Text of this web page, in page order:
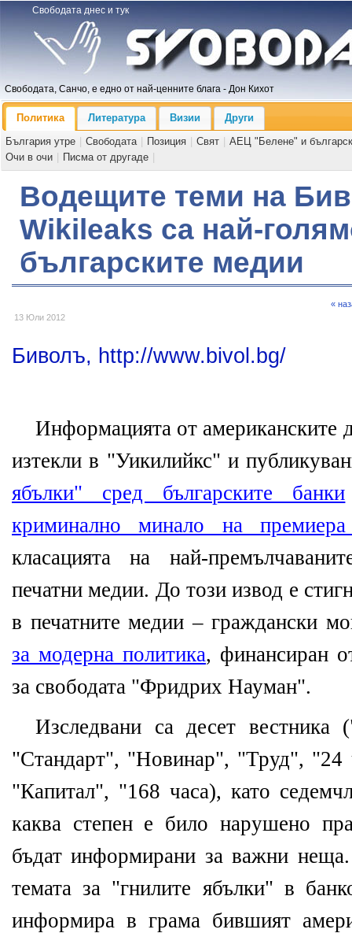
Свободата днес и тук
Свободата, Санчо, е едно от най-ценните блага - Дон Кихот
Политика Литература Визии
Други
България утре
Свободата Позиция Свят
АЕЦ "Белене" и
Очи в очи
Писма от другаде
Водещите теми на
Wikileaks са най-
българските медии
13 Юли 2012
«
Биволъ, http://www.bivol.bg/
Информацията от американските
изтекли в "Уикилийкс" и
ябълки" сред българските банки
криминално минало на
класацията на най-
печатни медии. До този извод е
в печатните медии – граждански
за модерна политика, финансиран
за свободата "Фридрих Науман".
Изследвани са десет
"Стандарт", "Новинар", "Труд", "24
"Капитал", "168 часа), като
каква степен е било нарушено
бъдат информирани за важни
темата за "гнилите ябълки" в
информира в грама бившият